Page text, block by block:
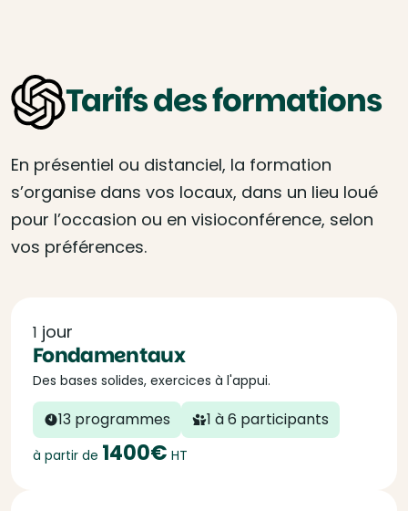
Tarifs des formations
En présentiel ou distanciel, la formation
s’organise dans vos locaux, dans un lieu loué
pour l’occasion ou en visioconférence, selon
vos préférences.
1 jour
Fondamentaux
Des bases solides, exercices à l'appui.
13 programmes 1 à 6 participants
à partir de 1400€ HT